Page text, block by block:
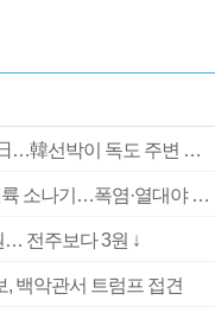
[속보] 여전히 ‘독도는 우리땅’ 외치는 日…韓선박이 독도 주변 해양조사 활동하자 반발
부산 울산 경남 구름 많고 경남 북서내륙 소나기…폭염·열대야 계속
… 전주보다 3원 ↓
, 백악관서 트럼프 접견